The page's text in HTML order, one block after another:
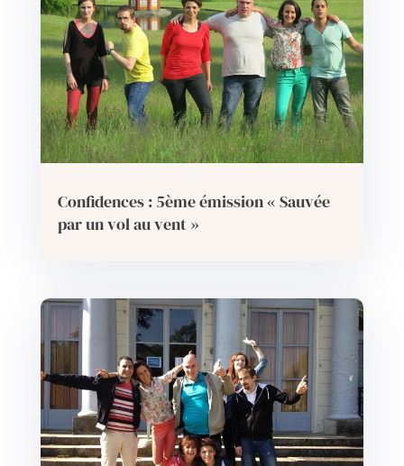
Confidences : 5ème émission « Sauvée
par un vol au vent »